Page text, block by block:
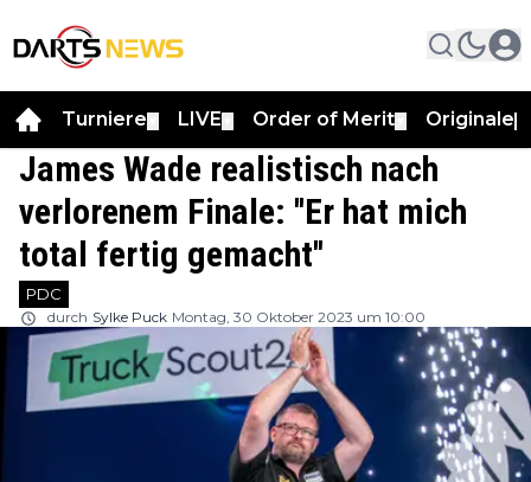
Turniere LIVE Order of Merit Originale
James Wade realistisch nach
verlorenem Finale: ''Er hat mich
total fertig gemacht''
PDC
durch Sylke Puck Montag, 30 Oktober 2023 um 10:00